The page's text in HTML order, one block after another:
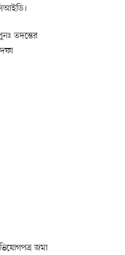
তদন্তের
জমা